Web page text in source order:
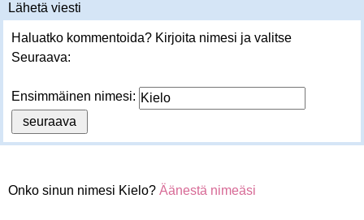
Lähetä viesti
Haluatko kommentoida? Kirjoita nimesi ja valitse
Seuraava:
Ensimmäinen nimesi:
Onko sinun nimesi Kielo? Äänestä nimeäsi